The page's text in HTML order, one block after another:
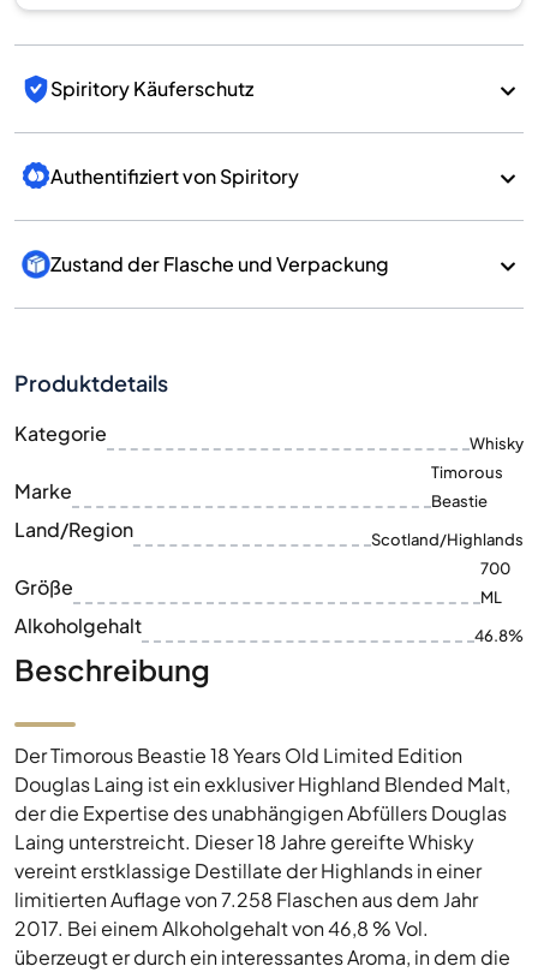
Spiritory Käuferschutz
Authentifiziert von Spiritory
Zustand der Flasche und Verpackung
Produktdetails
Kategorie Whisky
Marke
Timorous
Beastie
Land/Region Scotland/Highlands
Größe
700
ML
Alkoholgehalt 46.8%
Beschreibung
Der Timorous Beastie 18 Years Old Limited Edition
Douglas Laing ist ein exklusiver Highland Blended Malt,
der die Expertise des unabhängigen Abfüllers Douglas
Laing unterstreicht. Dieser 18 Jahre gereifte Whisky
vereint erstklassige Destillate der Highlands in einer
limitierten Auflage von 7.258 Flaschen aus dem Jahr
2017. Bei einem Alkoholgehalt von 46,8 % Vol.
überzeugt er durch ein interessantes Aroma, in dem die